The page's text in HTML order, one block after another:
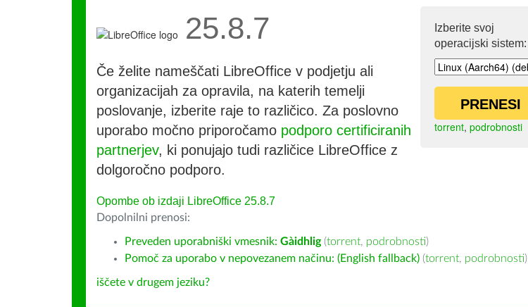
Izberite svoj
operacijski sistem:
PRENESI
torrent, podrobnosti
25.8.7
Če želite nameščati LibreOffice v podjetju ali
organizacijah za opravila, na katerih temelji
poslovanje, izberite raje to različico. Za poslovno
uporabo močno priporočamo podporo certificiranih
partnerjev, ki ponujajo tudi različice LibreOffice z
dolgoročno podporo.
Opombe ob izdaji LibreOffice 25.8.7
Dopolnilni prenosi:
Preveden uporabniški vmesnik: Gàidhlig (torrent, podrobnosti)
Pomoč za uporabo v nepovezanem načinu: (English fallback) (torrent, podrobnosti)
iščete v drugem jeziku?